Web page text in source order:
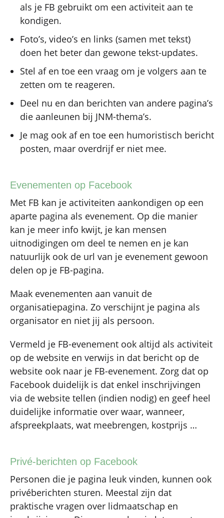
als je FB gebruikt om een activiteit aan te
kondigen.
Foto’s, video’s en links (samen met tekst)
doen het beter dan gewone tekst-updates.
Stel af en toe een vraag om je volgers aan te
zetten om te reageren.
Deel nu en dan berichten van andere pagina’s
die aanleunen bij JNM-thema’s.
Je mag ook af en toe een humoristisch bericht
posten, maar overdrijf er niet mee.
Evenementen op Facebook
Met FB kan je activiteiten aankondigen op een
aparte pagina als evenement. Op die manier
kan je meer info kwijt, je kan mensen
uitnodigingen om deel te nemen en je kan
natuurlijk ook de url van je evenement gewoon
delen op je FB-pagina.
Maak evenementen aan vanuit de
organisatiepagina. Zo verschijnt je pagina als
organisator en niet jij als persoon.
Vermeld je FB-evenement ook altijd als activiteit
op de website en verwijs in dat bericht op de
website ook naar je FB-evenement. Zorg dat op
Facebook duidelijk is dat enkel inschrijvingen
via de website tellen (indien nodig) en geef heel
duidelijke informatie over waar, wanneer,
afspreekplaats, wat meebrengen, kostprijs …
Privé-berichten op Facebook
Personen die je pagina leuk vinden, kunnen ook
privéberichten sturen. Meestal zijn dat
praktische vragen over lidmaatschap en